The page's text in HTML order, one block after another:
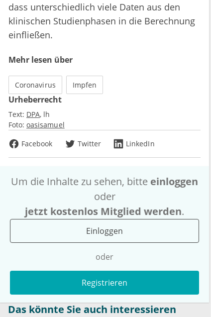
dass unterschiedlich viele Daten aus den
klinischen Studienphasen in die Berechnung
einfließen.
Mehr lesen über
Coronavirus Impfen
Urheberrecht
Text: DPA lh
Foto: oasisamuel
Facebook
Twitter LinkedIn
Um die Inhalte zu sehen, bitte einloggen
oder
jetzt kostenlos Mitglied werden.
Einloggen
oder
Registrieren
Das könnte Sie auch interessieren